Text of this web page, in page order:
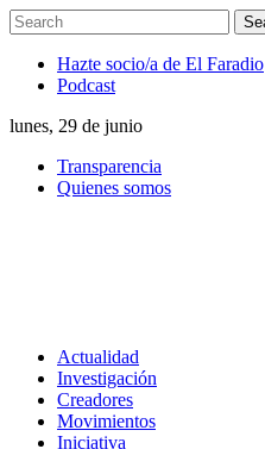
Hazte socio/a de El Faradio
Podcast
lunes, 29 de junio
Transparencia
Quienes somos
Actualidad
Investigación
Creadores
Movimientos
Iniciativa